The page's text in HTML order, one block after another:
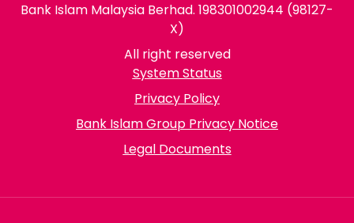
Bank Islam Malaysia Berhad. 198301002944 (98127-
X)
All right reserved
System Status
Privacy Policy
Bank Islam Group Privacy Notice
Legal Documents